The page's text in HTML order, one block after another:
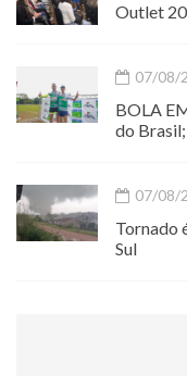
Outlet
07/08/
BOLA
do
07/08/
Tornado
Sul